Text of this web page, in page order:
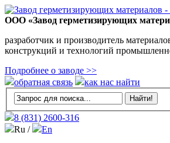
ООО «Завод герметизирующих
разработчик и производитель
конструкций и технологий
Подробнее о заводе >>
обратная связь
как нас найти
8 (831) 2600-316
Ru /
En